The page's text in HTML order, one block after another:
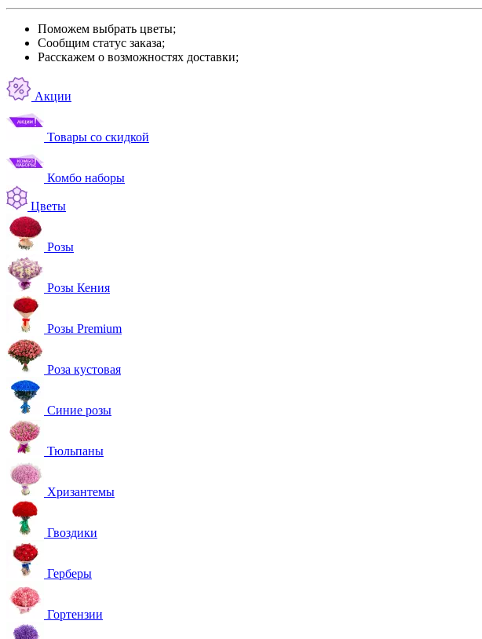
Поможем выбрать цветы;
Сообщим статус заказа;
Расскажем о возможностях доставки;
Акции
Товары со скидкой
Комбо наборы
Цветы
Розы
Розы Кения
Розы Premium
Роза кустовая
Синие розы
Тюльпаны
Хризантемы
Гвоздики
Герберы
Гортензии